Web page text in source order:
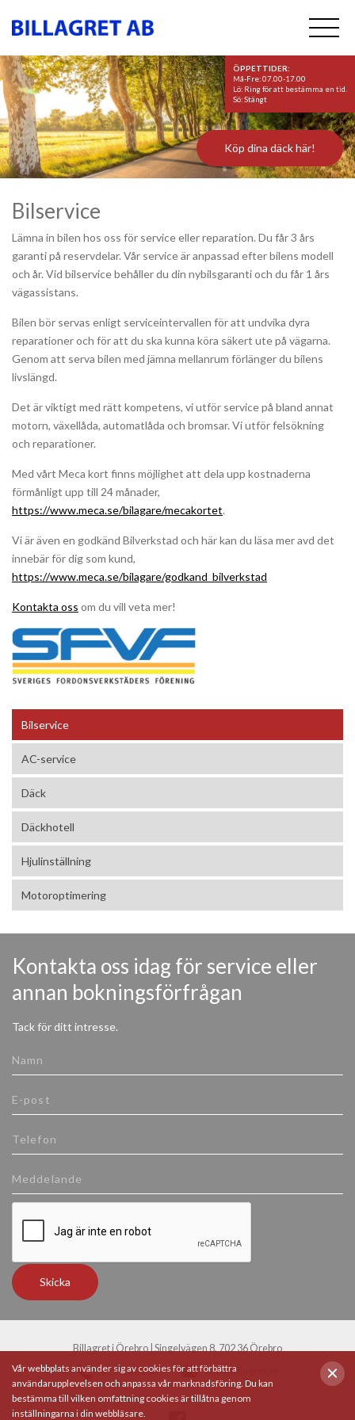
Vår webbplats använder sig av cookies för att förbättra
användarupplevelsen och anpassa vår marknadsföring. Du kan
bestämma till vilken omfattning cookies är tillåtna genom
inställningarna i din webbläsare.
ÖPPETTIDER:
Må-Fre: 07.00-17.00
Lö: Ring för att bestämma en tid.
Sö: Stängt
Köp dina däck här!
Bilservice
AC-service
Däck
Däckhotell
Hjulinställning
Motoroptimering
Bilservice
Lämna in bilen hos oss för service eller reparation. Du får 3 års
garanti på reservdelar. Vår service är anpassad efter bilens modell
och år. Vid bilservice behåller du din nybilsgaranti och du får 1 års
vägassistans.
Bilen bör servas enligt serviceintervallen för att undvika dyra
reparationer och för att du ska kunna köra säkert ute på vägarna.
Genom att serva bilen med jämna mellanrum förlänger du bilens
livslängd.
Det är viktigt med rätt kompetens, vi utför service på bland annat
motorn, växellåda, automatlåda och bromsar. Vi utför felsökning
och reparationer.
Med vårt Meca kort finns möjlighet att dela upp kostnaderna
förmånligt upp till 24 månader,
https://www.meca.se/bilagare/mecakortet.
Vi är även en godkänd Bilverkstad och här kan du läsa mer avd det
innebär för dig som kund,
https://www.meca.se/bilagare/godkand_bilverkstad
Kontakta oss om du vill veta mer!
Kontakta oss idag för service eller
annan bokningsförfrågan
Tack för ditt intresse.
Skicka
Billagret i Örebro | Singelvägen 8, 702 36 Örebro
019-12 31 30
info@billagret.se